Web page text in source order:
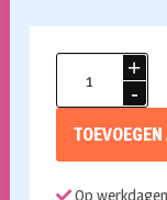
Folieballon
Op